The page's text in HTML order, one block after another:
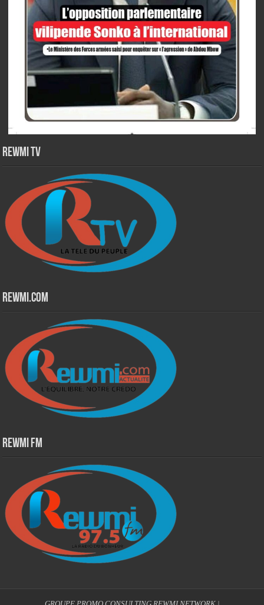
Rewmi TV
Rewmi.Com
Rewmi Fm